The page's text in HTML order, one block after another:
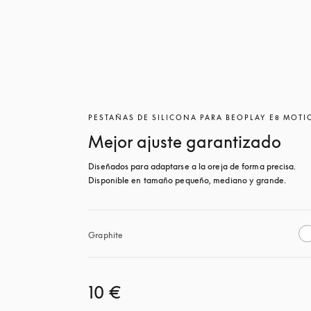
PESTAÑAS DE SILICONA PARA BEOPLAY E8
Mejor ajuste garantizado
Diseñados para adaptarse a la oreja de forma precisa.
Disponible en tamaño pequeño, mediano y grande.
Graphite
10 €